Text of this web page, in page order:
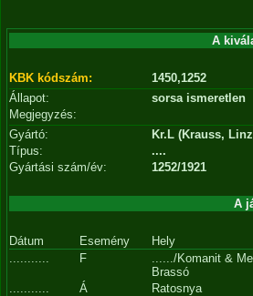
A
KBK kódszám:
1450,1252
Állapot:
sorsa ismeretlen
Megjegyzés:
Gyártó:
Kr.L (Krauss,
Típus:
....
Gyártási szám/év:
1252/1921
A
Dátum Esemény
Hely
...........
F
....../Komanit &
Brassó
...........
Á
Ratosnya